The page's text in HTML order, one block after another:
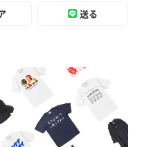
送る